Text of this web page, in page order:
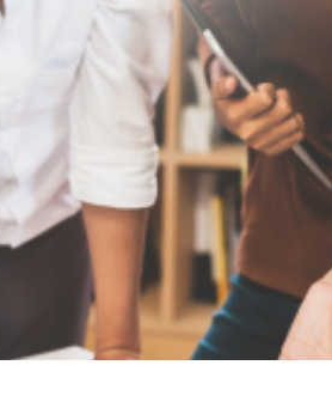
Sopra Banking Software
Sopra HR Software